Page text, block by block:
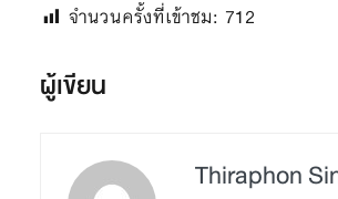
จำนวนครั้งที่เข้าชม: 712
ผู้เขียน
Thiraphon